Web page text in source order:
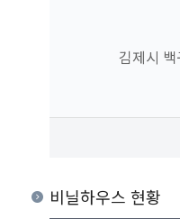
김제시 백
비닐하우스 현황